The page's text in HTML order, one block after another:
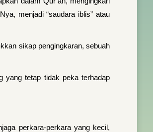
menjadi “saudara iblis” atau
sikap pengingkaran, sebuah
yang tetap tidak peka terhadap
perkara-perkara yang kecil,